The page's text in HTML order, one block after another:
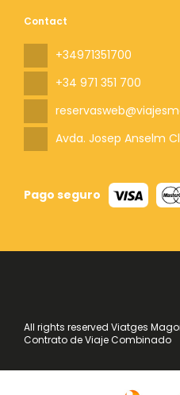
Contact
+34971351700
+34 971 351 700
Avda. Josep Anselm
Pago seguro
All rights reserved Viatges
Contrato de Viaje Combinado